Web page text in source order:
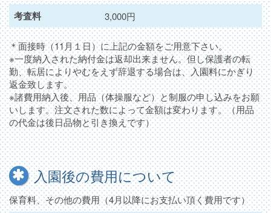
考査料 3,000円
＊面接時（11月１日）に上記の金額をご用意下さい。
※一度納入された納付金は返却出来ません。但し保護者の転
勤、転居によりやむをえず辞退する場合は、入園料にかぎり
返金致します。
※諸費用納入後、用品（体操服など）と制服の申し込みをお願
いします。注文された数によって金額は変わります。（用品
の代金は後日品物と引き換えです）
入園後の費用について
保育料、その他の費用（4月以降にお支払い頂く費用です）